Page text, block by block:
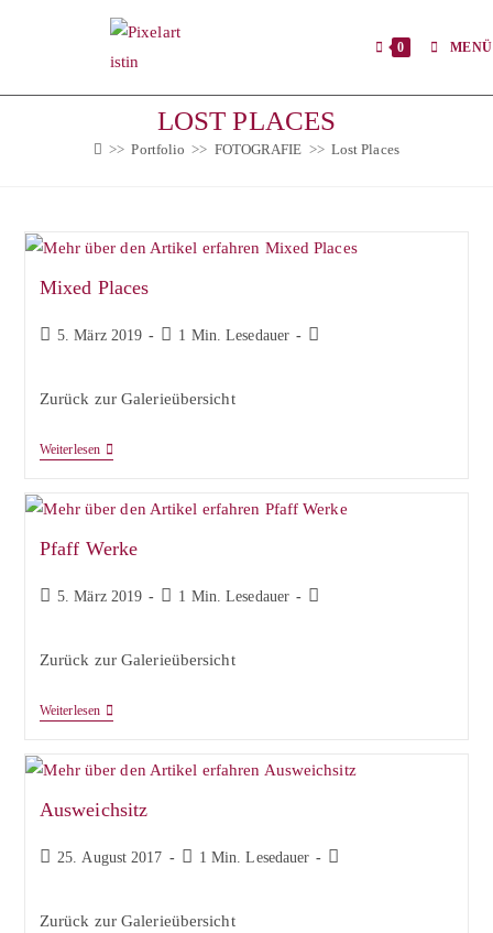
0 MENÜ
LOST PLACES
>> Portfolio >> FOTOGRAFIE >> Lost Places
Mixed Places
Beitrag
5. März 2019 Lesedauer:
1 Min. Lesedauer
Zurück zur Galerieübersicht
WeiterlesenMixed
Pfaff Werke
Beitrag
5. März 2019 Lesedauer:
1 Min. Lesedauer
Zurück zur Galerieübersicht
WeiterlesenPfaff
Ausweichsitz
Beitrag
25. August 2017 Lesedauer:
1 Min. Lesedauer
Zurück zur Galerieübersicht